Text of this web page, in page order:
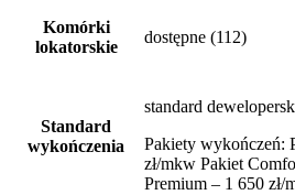
Komórki
lokatorskie
dostępne (112)
Standard
wykończenia
standard
Pakiety wykończeń:
zł/mkw Pakiet
Premium – 1 650 zł/